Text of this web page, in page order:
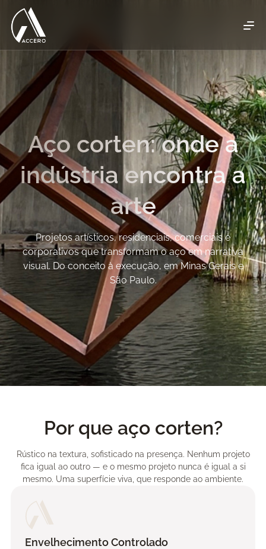
Aço corten: onde a
indústria encontra a
arte
Projetos artísticos, residenciais, comerciais e
corporativos que transformam o aço em narrativa
visual. Do conceito à execução, em Minas Gerais e
São Paulo.
Por que aço corten?
Rústico na textura, sofisticado na presença. Nenhum projeto
fica igual ao outro — e o mesmo projeto nunca é igual a si
mesmo. Uma superfície viva, que responde ao ambiente.
Envelhecimento Controlado